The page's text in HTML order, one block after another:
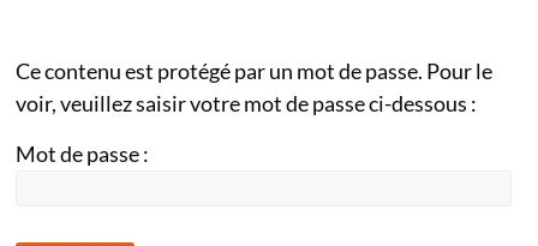
Ce contenu est protégé par un mot de passe. Pour le
voir, veuillez saisir votre mot de passe ci-dessous :
Mot de passe :